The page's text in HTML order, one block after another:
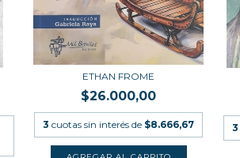
ETHAN FROME
$26.000,00
3 cuotas sin interés de $8.666,67 3